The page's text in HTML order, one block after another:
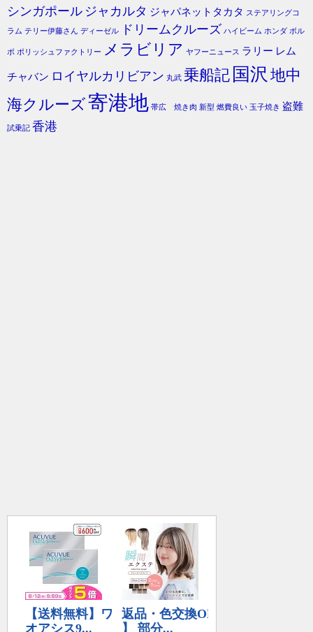
シンガポール ジャカルタ ジャパネットタカタ ステアリングコ
ラム テリー伊藤さん ディーゼル ドリームクルーズ ハイビーム ホンダ ボル
ボ ポリッシュファクトリー メラビリア ヤフーニュース ラリー レム
チャバン ロイヤルカリビアン 丸武 乗船記 国沢 地中
海クルーズ寄港地 帯広 焼き肉 新型 燃費良い 玉子焼き 盗難
試乗記 香港